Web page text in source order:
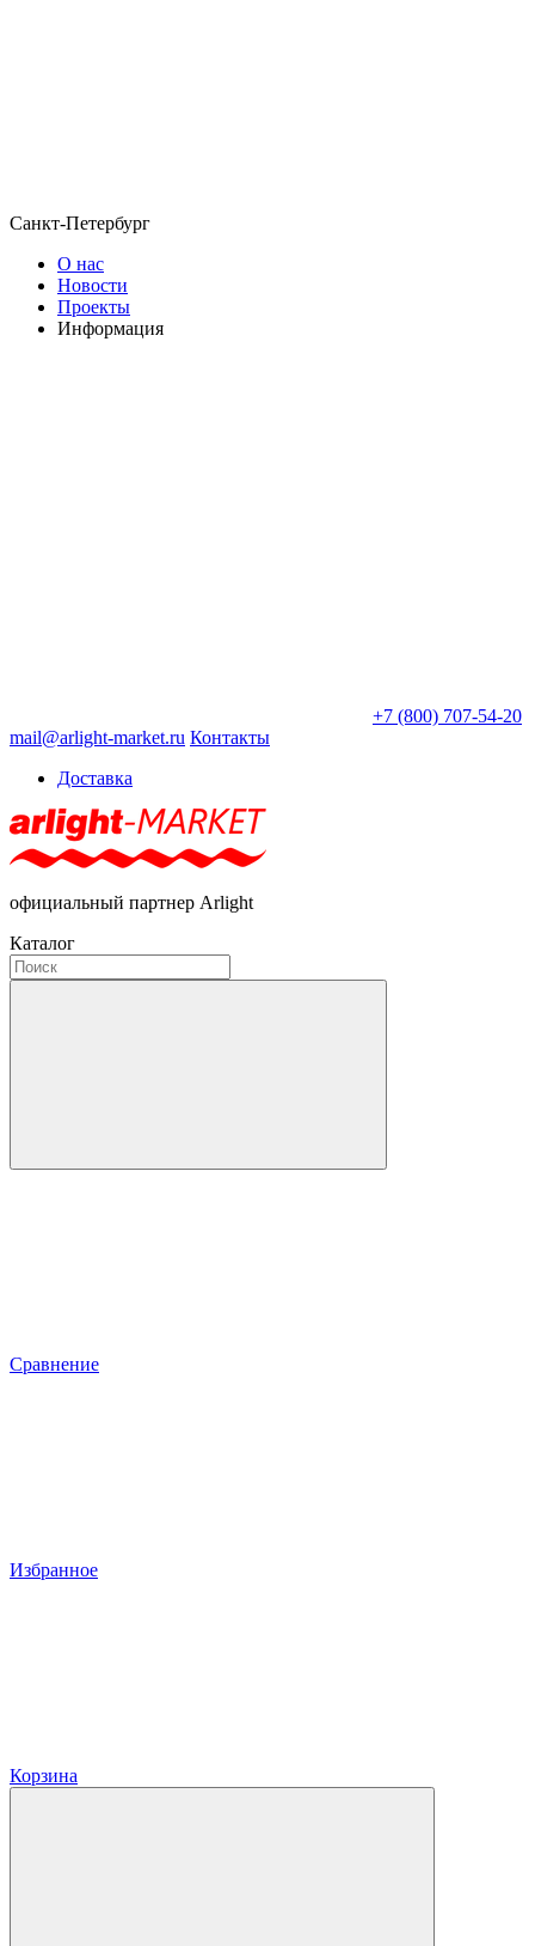
Санкт-Петербург
О нас
Новости
Проекты
Информация
+7 (800) 707-54-20
mail@arlight-market.ru Контакты
Доставка
официальный партнер Arlight
Каталог
Сравнение
Избранное
Корзина